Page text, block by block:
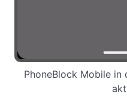
PhoneBlock Mobile in